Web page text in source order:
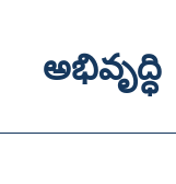
అభివృద్ధి